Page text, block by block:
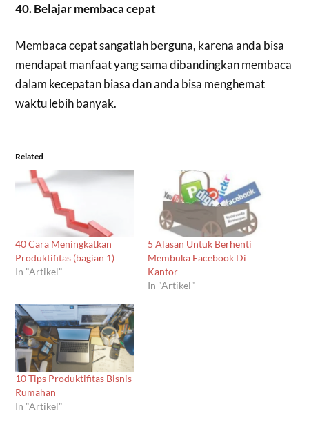
40. Belajar membaca cepat
Membaca cepat sangatlah berguna, karena anda bisa
mendapat manfaat yang sama dibandingkan membaca
dalam kecepatan biasa dan anda bisa menghemat
waktu lebih banyak.
Related
40 Cara Meningkatkan
Produktifitas (bagian 1)
In "Artikel"
5 Alasan Untuk Berhenti
Membuka Facebook Di
Kantor
In "Artikel"
10 Tips Produktifitas Bisnis
Rumahan
In "Artikel"